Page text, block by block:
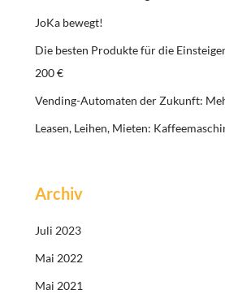
JoKa bewegt!
Die besten Produkte für die
200 €
Vending-Automaten der Zukunft:
Leasen, Leihen, Mieten:
Archiv
Juli 2023
Mai 2022
Mai 2021